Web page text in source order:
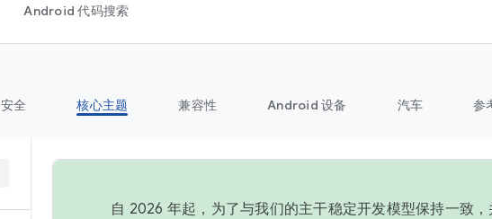
Android 代码搜索
安全 核心主题 兼容性 Android 设备 汽车 参
自 2026 年起，为了与我们的主干稳定开发模型保持一致